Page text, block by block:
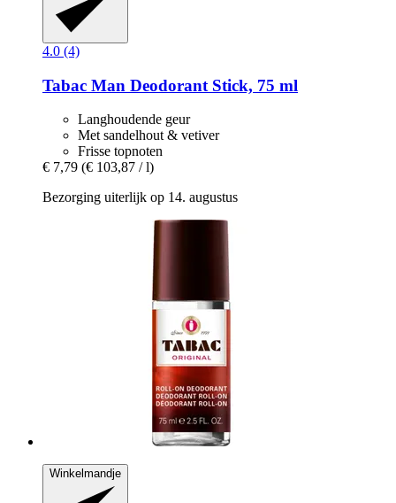
4.0 (4)
Tabac Man Deodorant Stick, 75 ml
Langhoudende geur
Met sandelhout & vetiver
Frisse topnoten
€ 7,79 (€ 103,87 / l)
Bezorging uiterlijk op 14. augustus
Winkelmandje